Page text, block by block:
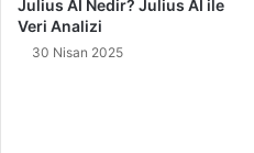
Julius AI Nedir? Julius AI ile
Veri Analizi
30 Nisan 2025